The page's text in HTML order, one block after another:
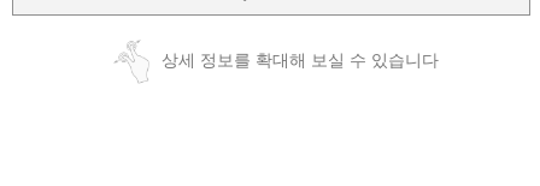
상세 정보를 확대해 보실 수 있습니다